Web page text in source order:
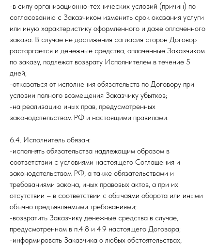
-в силу организационно-технических условий (причин) по
согласованию с Заказчиком изменить срок оказания услуги
или иную характеристику оформленного и даже оплаченного
заказа. В случае не достижения согласия сторон Договор
расторгается и денежные средства, оплаченные Заказчиком
по заказу, подлежат возврату Исполнителем в течение 5
дней;
-отказаться от исполнения обязательств по Договору при
условии полного возмещения Заказчику убытков;
-на реализацию иных прав, предусмотренных
законодательством РФ и настоящими правилами.
6.4. Исполнитель обязан:
-исполнять обязательства надлежащим образом в
соответствии с условиями настоящего Соглашения и
законодательством РФ, а также обязательствами и
требованиями закона, иных правовых актов, а при их
отсутствии – в соответствии с обычаями оборота или иными
обычно предъявляемыми требованиями;
-возвратить Заказчику денежные средства в случае,
предусмотренном в п.4.8 и 4.9 настоящего Договора;
-информировать Заказчика о любых обстоятельствах,